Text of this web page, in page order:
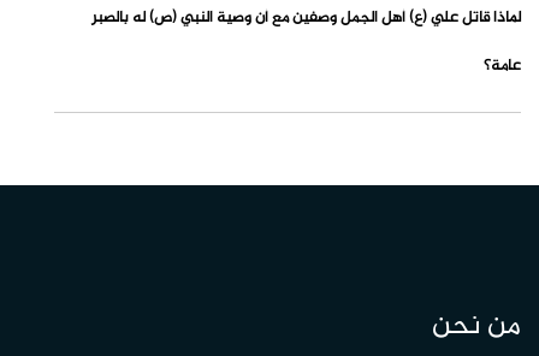
لماذا قاتل علي (ع) أهل الجمل وصفين مع أن وصية النبي (ص) له بالصبر
عامة؟
من نحن